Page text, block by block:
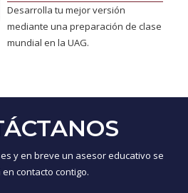
Desarrolla tu mejor versión
mediante una preparación de clase
mundial en la UAG.
y en breve un asesor educativo se
contacto contigo.